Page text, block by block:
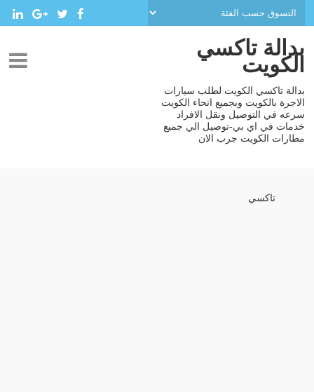
بدالة تاكسي
الكويت
بدالة تاكسي الكويت لطلب سيارات
الاجرة بالكويت وبجميع انحاء الكويت
سرعه في التوصيل ونقل الافراد
خدمات في اي بي-توصيل الي جميع
مطارات الكويت جرب الان
تاكسي